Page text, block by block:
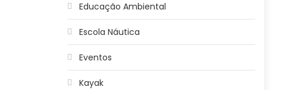
Educação Ambiental
Escola Náutica
Eventos
Kayak